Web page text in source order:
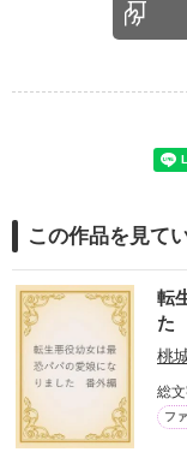
この作品を見て
転
た
桃
総
フ